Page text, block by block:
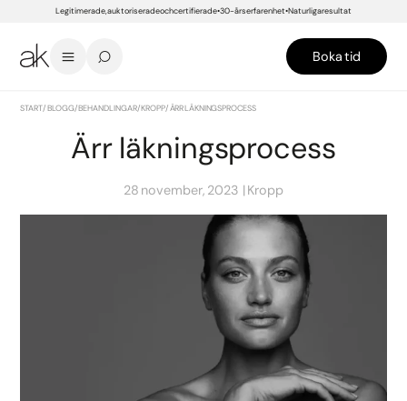
Legitimerade, auktoriserade och certifierade 30-års erfarenhet Naturliga resultat
Boka tid
START/BLOGG/BEHANDLINGAR/KROPP/ÄRR LÄKNINGSPROCESS
Ärr läkningsprocess
28 november, 2023 Kropp